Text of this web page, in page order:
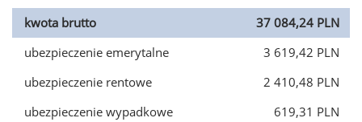
kwota brutto
37 084,24 PLN
ubezpieczenie emerytalne
3 619,42 PLN
ubezpieczenie rentowe
2 410,48 PLN
ubezpieczenie wypadkowe
619,31 PLN